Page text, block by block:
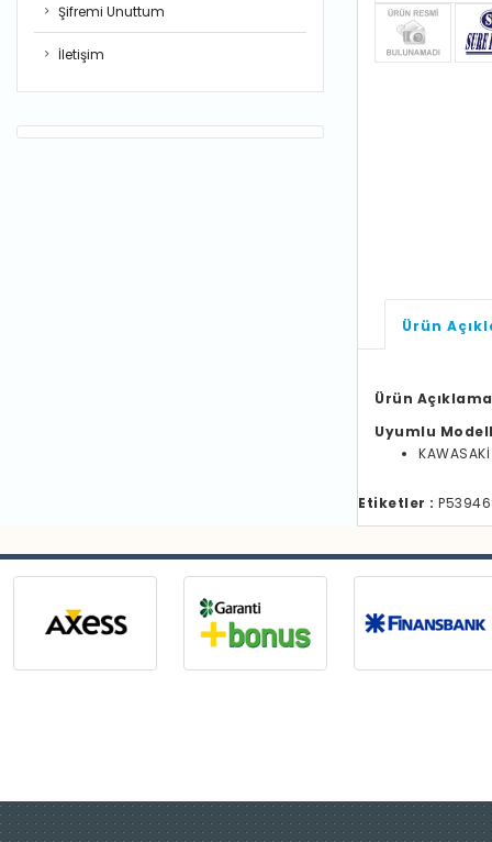
Şifremi Unuttum
İletişim
Ürün
Ürün
Uyumlu
KAWASAKİ
Etiketler :